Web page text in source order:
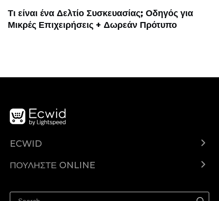
Τι είναι ένα Δελτίο Συσκευασίας; Οδηγός για
Μικρές Επιχειρήσεις + Δωρεάν Πρότυπο
ECWID
Τιμολόγηση
ΠΟΥΛΉΣΤΕ ONLINE
Πουλήστε στο Facebook